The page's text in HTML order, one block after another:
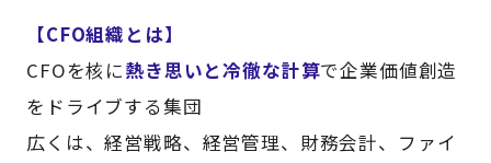
【CFO組織とは】
CFOを核に熱き思いと冷徹な計算で企業価値創造
をドライブする集団
広くは、経営戦略、経営管理、財務会計、ファイ